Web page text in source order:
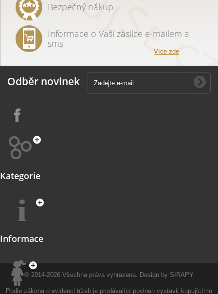
Bezpečný nákup
Informace o Vaší zásilce e-mailem a
sms
Více zde
Odběr novinek
Kategorie
Informace
© 2014-2026 Všechna práva vyhrazena. Design by SIRAPY
Podle zákona o evidenci tržeb je prodávající povinen vystavit kupujícímu